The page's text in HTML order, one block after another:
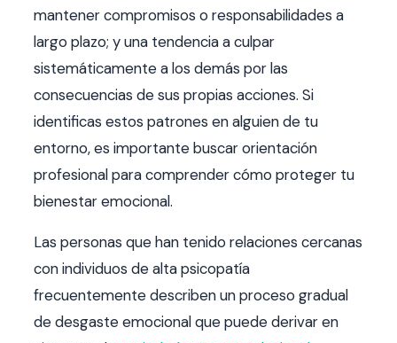
mantener compromisos o responsabilidades a
largo plazo; y una tendencia a culpar
sistemáticamente a los demás por las
consecuencias de sus propias acciones. Si
identificas estos patrones en alguien de tu
entorno, es importante buscar orientación
profesional para comprender cómo proteger tu
bienestar emocional.
Las personas que han tenido relaciones cercanas
con individuos de alta psicopatía
frecuentemente describen un proceso gradual
de desgaste emocional que puede derivar en